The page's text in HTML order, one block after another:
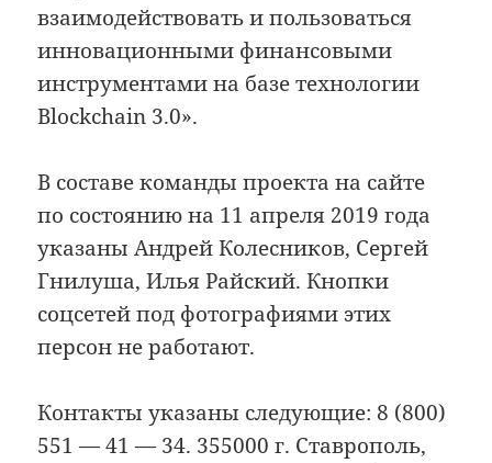
взаимодействовать и пользоваться
инновационными финансовыми
инструментами на базе технологии
Blockchain 3.0».
В составе команды проекта на сайте
по состоянию на 11 апреля 2019 года
указаны Андрей Колесников, Сергей
Гнилуша, Илья Райский. Кнопки
соцсетей под фотографиями этих
персон не работают.
Контакты указаны следующие: 8 (800)
551 — 41 — 34. 355000 г. Ставрополь,